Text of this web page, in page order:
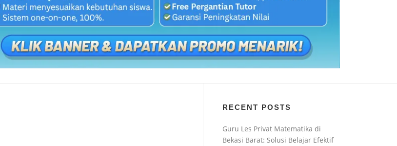
RECENT POSTS
Guru Les Privat Matematika di
Bekasi Barat: Solusi Belajar Efektif